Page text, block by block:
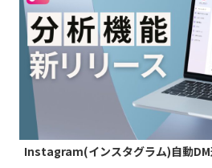
Instagram(インスタグラム)自動DM